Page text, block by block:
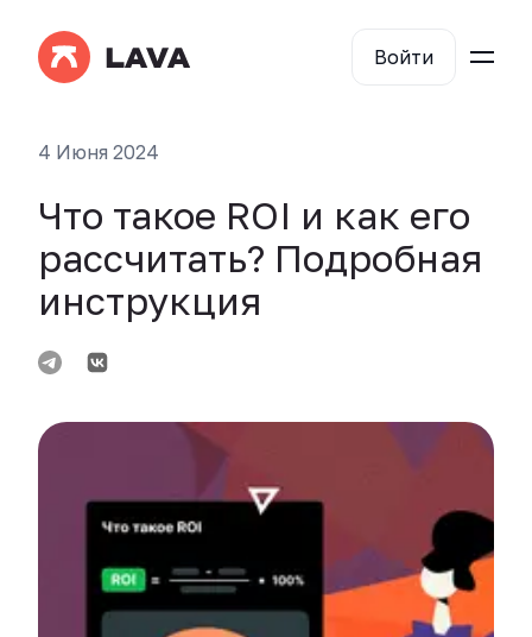
Войти
4 Июня 2024
Что такое ROI и как его
рассчитать? Подробная
инструкция